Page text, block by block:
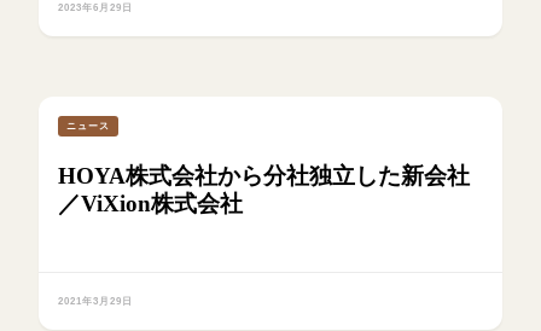
2023年6月29日
ニュース
HOYA株式会社から分社独立した新会社
／ViXion株式会社
2021年3月29日